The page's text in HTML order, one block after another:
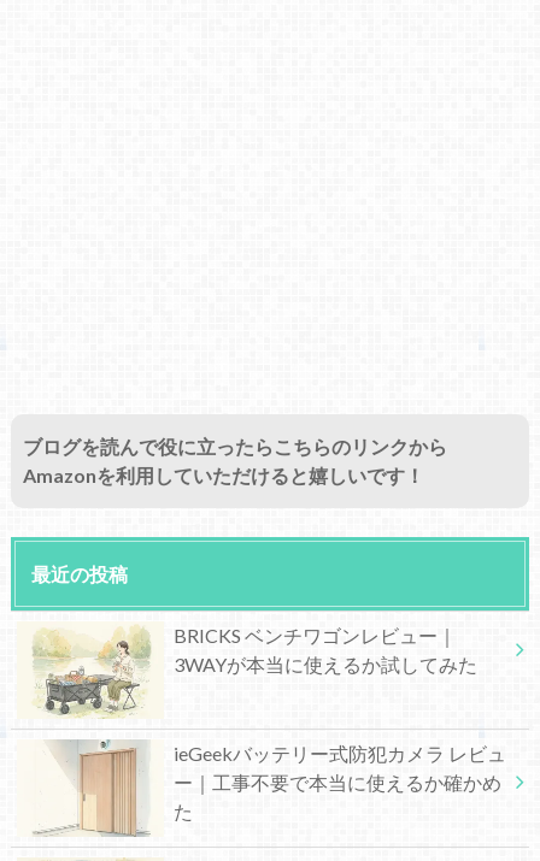
ブログを読んで役に立ったらこちらのリンクから
Amazonを利用していただけると嬉しいです！
最近の投稿
BRICKS ベンチワゴンレビュー｜
3WAYが本当に使えるか試してみた
ieGeekバッテリー式防犯カメラ レビュ
ー｜工事不要で本当に使えるか確かめ
た